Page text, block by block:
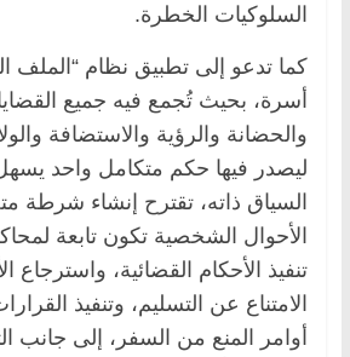
السلوكيات الخطرة.
كما تدعو إلى تطبيق نظام “الملف
أسرة، بحيث تُجمع فيه جميع القضايا
والحضانة والرؤية والاستضافة
ليصدر فيها حكم متكامل واحد
السياق ذاته، تقترح إنشاء شرطة
الأحوال الشخصية تكون تابعة
تنفيذ الأحكام القضائية،
الامتناع عن التسليم، وتنفيذ
أوامر المنع من السفر، إلى جانب